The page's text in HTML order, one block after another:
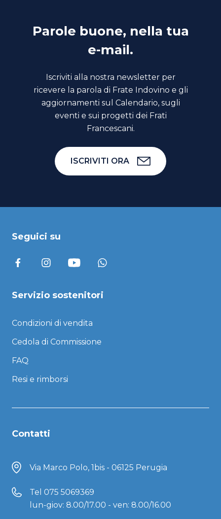
Parole buone, nella tua
e-mail.
Iscriviti alla nostra newsletter per
ricevere la parola di Frate Indovino e gli
aggiornamenti sul Calendario, sugli
eventi e sui progetti dei Frati
Francescani.
ISCRIVITI ORA
Seguici su
Servizio sostenitori
Condizioni di vendita
Cedola di Commissione
FAQ
Resi e rimborsi
Contatti
Via Marco Polo, 1bis - 06125 Perugia
Tel 075 5069369
lun-giov: 8.00/17.00 - ven: 8.00/16.00